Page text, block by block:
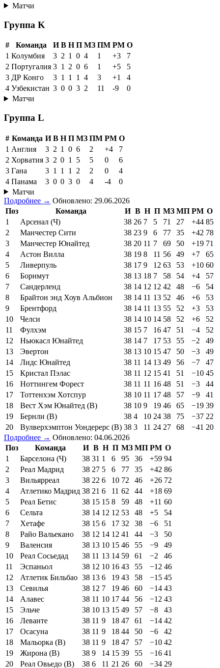
Матчи
Группа K
# Команда И В Н П МЗ ПМ РМ О
1 Колумбия 3 2 1 0 4 1 +3
7
2 Португалия 3 1 2 0 6 1 +5
5
3 ДР Конго 3 1 1 1 4 3 +1
4
4 Узбекистан 3 0 0 3 2 11 -9
0
Матчи
Группа L
# Команда И В Н П МЗ ПМ РМ О
1 Англия 3 2 1 0 6 2 +4
7
2 Хорватия 3 2 0 1 5 5 0
6
3 Гана 3 1 1 1 2 2 0
4
4 Панама 3 0 0 3 0 4 -4
0
Матчи
Подробнее → Обновлено: 29.06.2026
Поз
Команда И В Н П МЗ МП РМ О
1
Арсенал (Ч) 38 26 7 5 71 27 +44 85
2
Манчестер Сити 38 23 9 6 77 35 +42 78
3
Манчестер Юнайтед 38 20 11 7 69 50 +19 71
4
Астон Вилла 38 19 8 11 56 49 +7
65
5
Ливерпуль 38 17 9 12 63 53 +10 60
6
Борнмут 38 13 18 7 58 54 +4
57
7
Сандерленд 38 14 12 12 42 48 −6
54
8
Брайтон энд Хоув Альбион 38 14 11 13 52 46 +6
53
9
Брентфорд 38 14 11 13 55 52 +3
53
10
Челси 38 14 10 14 58 52 +6
52
11
Фулхэм 38 15 7 16 47 51 −4
52
12
Ньюкасл Юнайтед 38 14 7 17 53 55 −2
49
13
Эвертон 38 13 10 15 47 50 −3
49
14
Лидс Юнайтед 38 11 14 13 49 56 −7
47
15
Кристал Пэлас 38 11 12 15 41 51 −10 45
16
Ноттингем Форест 38 11 11 16 48 51 −3
44
17
Тоттенхэм Хотспур 38 10 11 17 48 57 −9
41
18
Вест Хэм Юнайтед (В) 38 10 9 19 46 65 −19 39
19
Бернли (В) 38 4 10 24 38 75 −37 22
20
Вулверхэмптон Уондерерс (В) 38 3 11 24 27 68 −41 20
Подробнее → Обновлено: 04.06.2026
Поз
Команда И В Н П МЗ МП РМ О
1
Барселона (Ч) 38 31 1 6 95 36 +59 94
2
Реал Мадрид 38 27 5 6 77 35 +42 86
3
Вильярреал 38 22 6 10 72 46 +26 72
4
Атлетико Мадрид 38 21 6 11 62 44 +18 69
5
Реал Бетис 38 15 15 8 59 48 +11 60
6
Сельта 38 14 12 12 53 48 +5
54
7
Хетафе 38 15 6 17 32 38 −6
51
8
Райо Вальекано 38 12 14 12 41 44 −3
50
9
Валенсия 38 13 10 15 46 55 −9
49
10
Реал Сосьедад 38 11 13 14 59 61 −2
46
11
Эспаньол 38 12 10 16 43 55 −12 46
12
Атлетик Бильбао 38 13 6 19 43 58 −15 45
13
Севилья 38 12 7 19 46 60 −14 43
14
Алавес 38 11 10 17 44 56 −12 43
15
Эльче 38 10 13 15 49 57 −8
43
16
Леванте 38 11 9 18 47 61 −14 42
17
Осасуна 38 11 9 18 44 50 −6
42
18
Мальорка (В) 38 11 9 18 47 57 −10 42
19
Жирона (В) 38 9 14 15 39 55 −16 41
20
Реал Овьедо (В) 38 6 11 21 26 60 −34 29